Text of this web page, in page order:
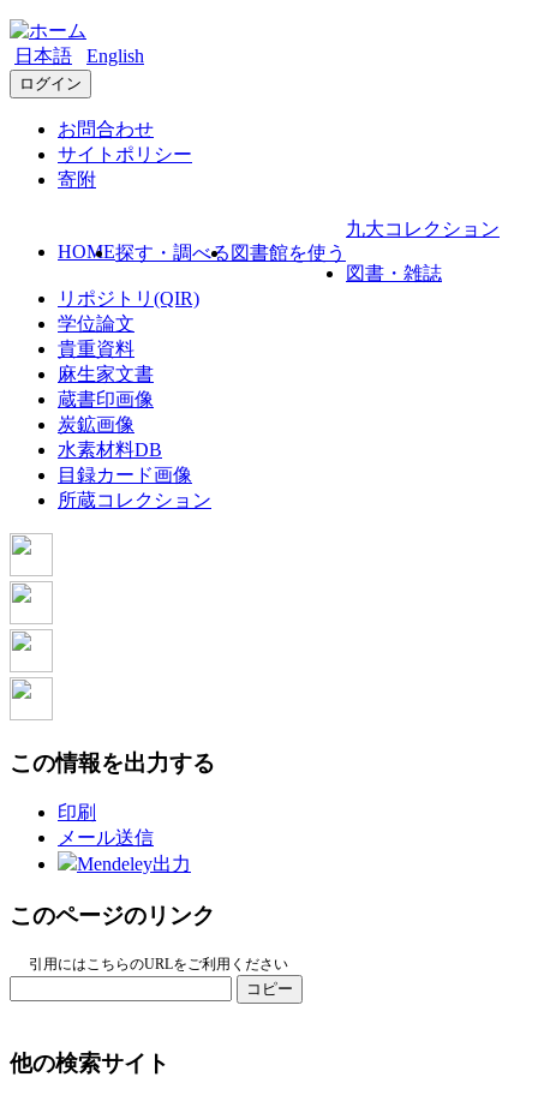
日本語 English
ログイン
お問合わせ
サイトポリシー
寄附
HOME探す・調べる 図書館を使う
九大コレクション
図書・雑誌
リポジトリ(QIR)
学位論文
貴重資料
麻生家文書
蔵書印画像
炭鉱画像
水素材料DB
目録カード画像
所蔵コレクション
この情報を出力する
印刷
メール送信
Mendeley出力
このページのリンク
引用にはこちらのURLをご利用ください
コピー
他の検索サイト